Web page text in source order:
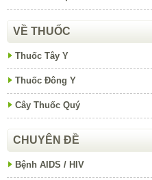
VỀ THUỐC
Thuốc Tây Y
Thuốc Đông Y
Cây Thuốc Quý
CHUYÊN ĐỀ
Bệnh AIDS / HIV